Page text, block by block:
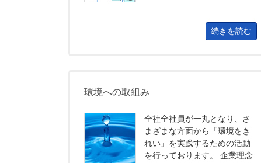
続きを読む
環境への取組み
全社全社員が一丸となり、さ
まざまな方面から「環境をき
れい」を実践するための活動
を行っております。 企業理念